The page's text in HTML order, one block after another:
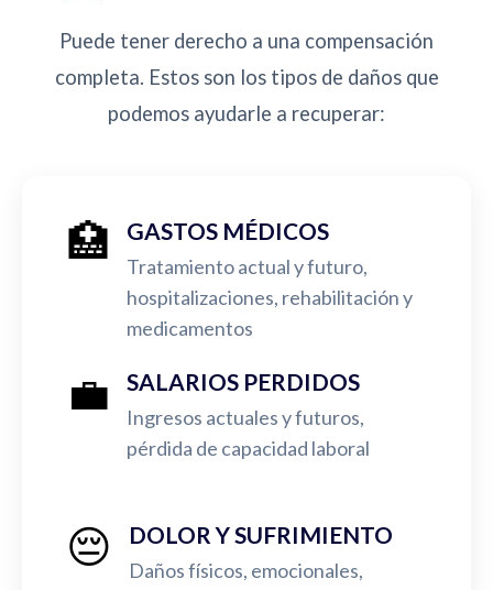
Puede tener derecho a una compensación
completa. Estos son los tipos de daños que
podemos ayudarle a recuperar:
🏥 GASTOS MÉDICOS
Tratamiento actual y futuro,
hospitalizaciones, rehabilitación y
medicamentos
💼 SALARIOS PERDIDOS
Ingresos actuales y futuros,
pérdida de capacidad laboral
😔 DOLOR Y SUFRIMIENTO
Daños físicos, emocionales,